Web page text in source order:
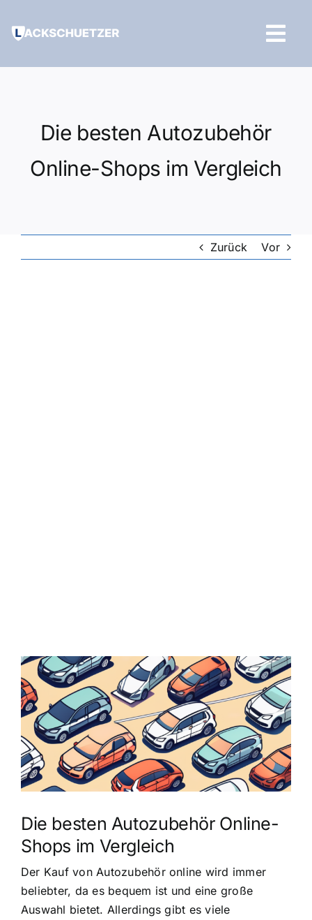
Inhalt
Die besten Autozubehör
Online-Shops im Vergleich
Zurück Vor
Zeige
grösseres
Bild
Die besten Autozubehör Online-
Shops im Vergleich
Der Kauf von Autozubehör online wird immer
beliebter, da es bequem ist und eine große
Auswahl bietet. Allerdings gibt es viele